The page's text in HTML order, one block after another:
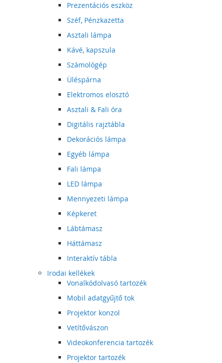
Prezentációs eszköz
Széf, Pénzkazetta
Asztali lámpa
Kávé, kapszula
Számológép
Üléspárna
Elektromos elosztó
Asztali & Fali óra
Digitális rajztábla
Dekorációs lámpa
Egyéb lámpa
Fali lámpa
LED lámpa
Mennyezeti lámpa
Képkeret
Lábtámasz
Háttámasz
Interaktív tábla
Irodai kellékek
Vonalkódolvasó tartozék
Mobil adatgyűjtő tok
Projektor konzol
Vetítővászon
Videokonferencia tartozék
Projektor tartozék